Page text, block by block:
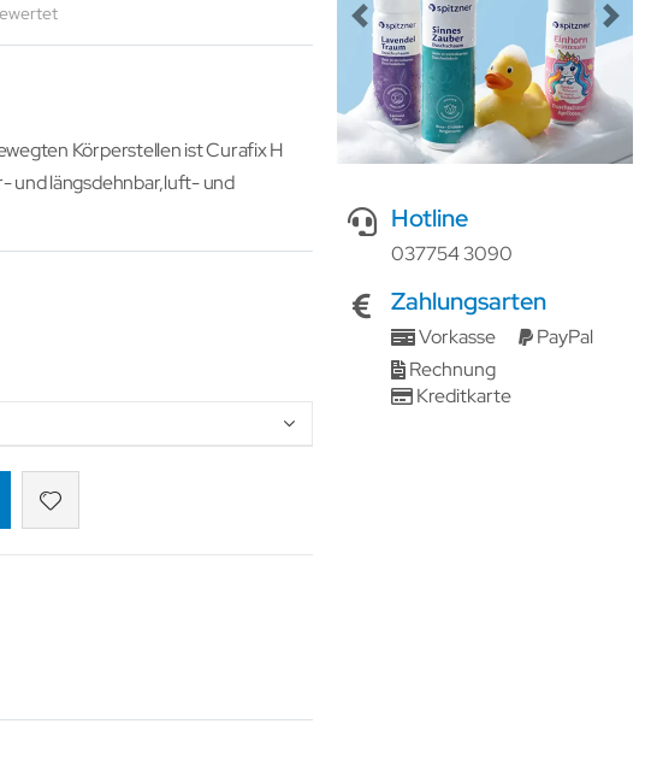
Körperstellen ist Curafix H
und längsdehnbar,luft- und
Previous Next
Hotline
037754 3090
Zahlungsarten
Vorkasse
PayPal
Rechnung
Kreditkarte